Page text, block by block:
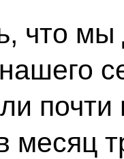
что мы
месяц